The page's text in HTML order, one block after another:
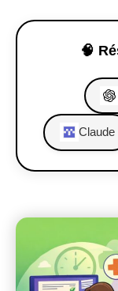
🧠
Claude